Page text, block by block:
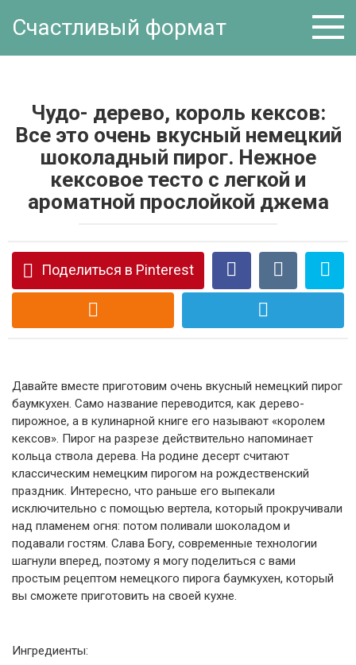
Счастливый формат
Чудо- дерево, король кексов:
Все это очень вкусный немецкий
шоколадный пирог. Нежное
кексовое тесто с легкой и
ароматной прослойкой джема
Поделиться в Pinterest
Давайте вместе приготовим очень вкусный немецкий пирог
баумкухен. Само название переводится, как дерево-
пирожное, а в кулинарной книге его называют «королем
кексов». Пирог на разрезе действительно напоминает
кольца ствола дерева. На родине десерт считают
классическим немецким пирогом на рождественский
праздник. Интересно, что раньше его выпекали
исключительно с помощью вертела, который прокручивали
над пламенем огня: потом поливали шоколадом и
подавали гостям. Слава Богу, современные технологии
шагнули вперед, поэтому я могу поделиться с вами
простым рецептом немецкого пирога баумкухен, который
вы сможете приготовить на своей кухне.
Ингредиенты: